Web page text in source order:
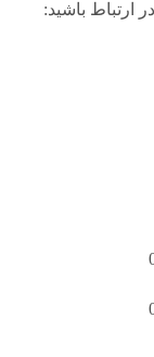
ارتباط باشید: